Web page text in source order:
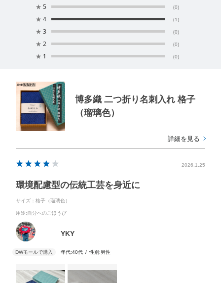
★ 5 (0)
★ 4 (1)
★ 3 (0)
★ 2 (0)
★ 1 (0)
博多織 二つ折り名刺入れ 格子
（瑠璃色）
詳細を見る
2026.1.25
環境配慮型の伝統工芸を身近に
サイズ：格子（瑠璃色）
用途:自分へのごほうび
YKY
年代:40代 性別:男性